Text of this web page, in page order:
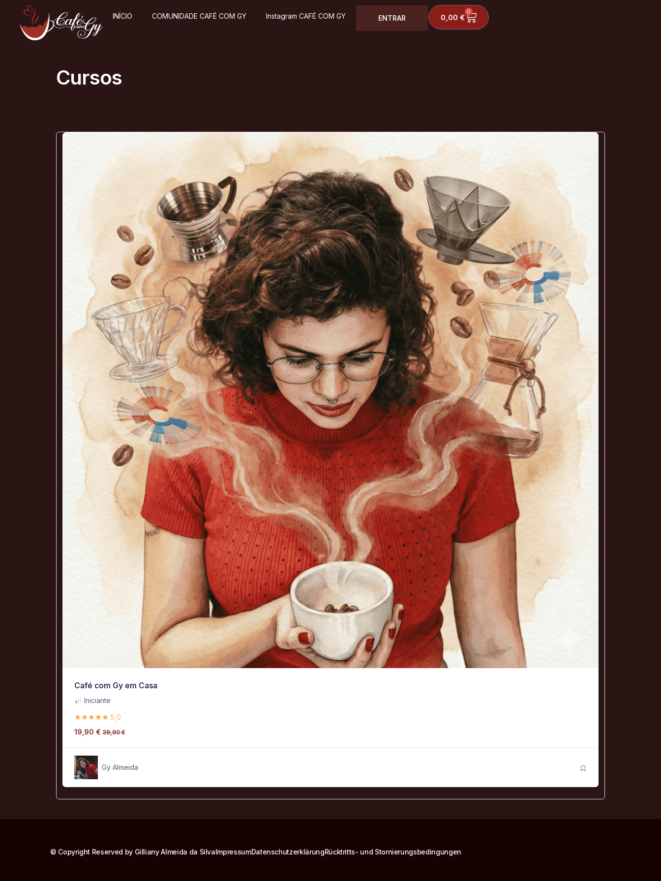
INÍCIO COMUNIDADE CAFÉ COM GY Instagram CAFÉ COM GY ENTRAR 0,00 €
0
Cursos
Café com Gy em Casa
Iniciante
5,0
19,90 € 39,90€
Gy Almeida
© Copyright Reserved by Gilliany Almeida da SilvaImpressumDatenschutzerklärungRücktritts- und Stornierungsbedingungen